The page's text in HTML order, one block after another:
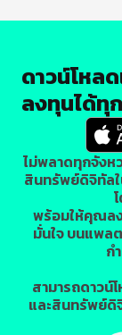
ดาวน์โหล
ลงทุนได้ทุ
ไม่พลาดทุกจังห
สินทรัพย์ดิจิทัล
พร้อมให้คุณล
มั่นใจ บนแพล
ก
สามารถดาวน์
และสินทรัพย์ดิ